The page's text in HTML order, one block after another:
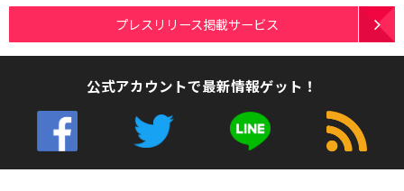
プレスリリース掲載サービス
公式アカウントで最新情報ゲット！